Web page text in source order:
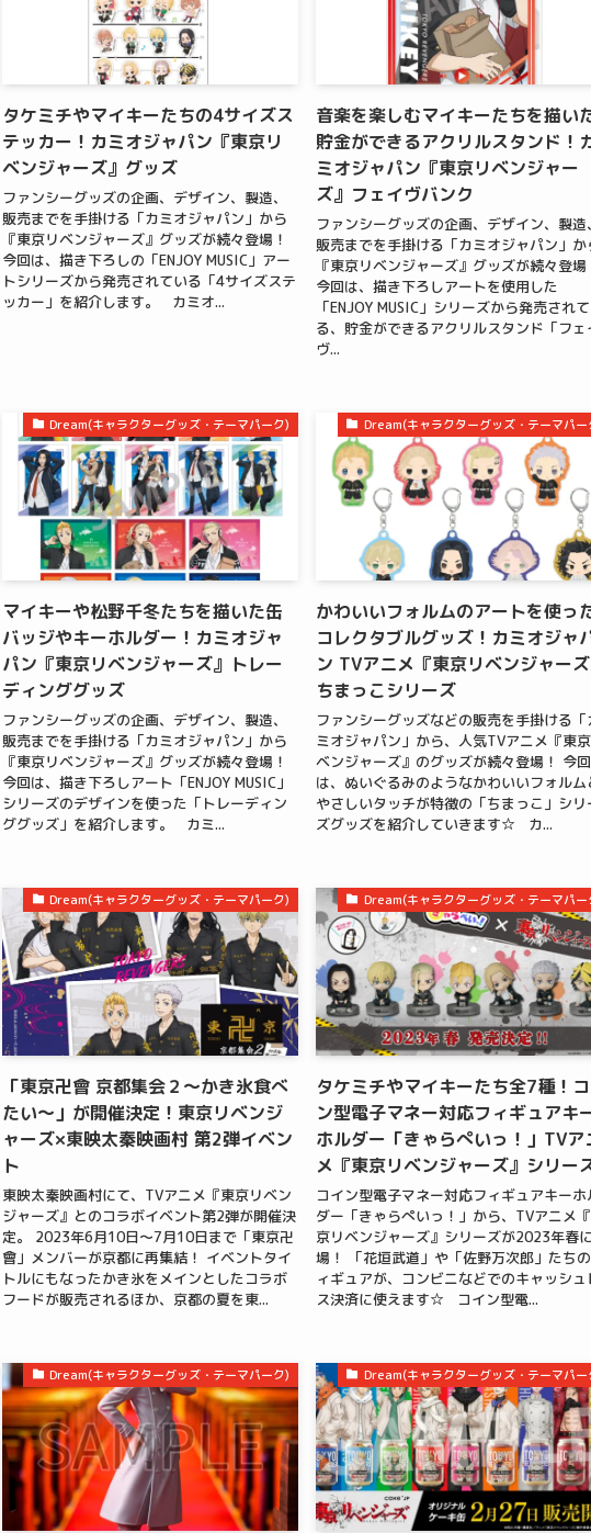
タケミチやマイキーたちの4サイズス
テッカー！カミオジャパン『東京リ
ベンジャーズ』グッズ
ファンシーグッズの企画、デザイン、製造、
販売までを手掛ける「カミオジャパン」から
『東京リベンジャーズ』グッズが続々登場！
今回は、描き下ろしの「ENJOY MUSIC」アー
トシリーズから発売されている「4サイズステ
ッカー」を紹介します。 カミオ...
音楽を楽しむマイキーたちを描い
貯金ができるアクリルスタンド！
ミオジャパン『東京リベンジャー
ズ』フェイヴバンク
ファンシーグッズの企画、デザイン、製造、
販売までを手掛ける「カミオジャパン」か
『東京リベンジャーズ』グッズが続々登場
今回は、描き下ろしアートを使用した
「ENJOY MUSIC」シリーズから発売され
る、貯金ができるアクリルスタンド「フェ
ヴ...
Dream(キャラクターグッズ・テーマパーク)
マイキーや松野千冬たちを描いた缶
バッジやキーホルダー！カミオジャ
パン『東京リベンジャーズ』トレー
ディンググッズ
ファンシーグッズの企画、デザイン、製造、
販売までを手掛ける「カミオジャパン」から
『東京リベンジャーズ』グッズが続々登場！
今回は、描き下ろしアート「ENJOY MUSIC」
シリーズのデザインを使った「トレーディン
ググッズ」を紹介します。 カミ...
Dream(キャラクターグッズ・テーマパー
かわいいフォルムのアートを使っ
コレクタブルグッズ！カミオジャ
ン TVアニメ『東京リベンジャーズ
ちまっこシリーズ
ファンシーグッズなどの販売を手掛ける「
ミオジャパン」から、人気TVアニメ『東
ベンジャーズ』のグッズが続々登場！ 今回
は、ぬいぐるみのようなかわいいフォルム
やさしいタッチが特徴の「ちまっこ」シリ
ズグッズを紹介していきます☆ カ...
Dream(キャラクターグッズ・テーマパーク)
「東京卍會 京都集会２～かき氷食べ
たい～」が開催決定！東京リベンジ
ャーズ×東映太秦映画村 第2弾イベン
ト
東映太秦映画村にて、TVアニメ『東京リベン
ジャーズ』とのコラボイベント第2弾が開催決
定。 2023年6月10日～7月10日まで「東京卍
會」メンバーが京都に再集結！ イベントタイ
トルにもなったかき氷をメインとしたコラボ
フードが販売されるほか、京都の夏を東...
Dream(キャラクターグッズ・テーマパー
タケミチやマイキーたち全7種！
ン型電子マネー対応フィギュアキ
ホルダー「きゃらぺいっ！」TVア
メ『東京リベンジャーズ』シリー
コイン型電子マネー対応フィギュアキーホ
ダー「きゃらぺいっ！」から、TVアニメ
京リベンジャーズ』シリーズが2023年春
場！ 「花垣武道」や「佐野万次郎」たち
ィギュアが、コンビニなどでのキャッシュ
ス決済に使えます☆ コイン型電...
Dream(キャラクターグッズ・テーマパーク) Dream(キャラクターグッズ・テーマパー